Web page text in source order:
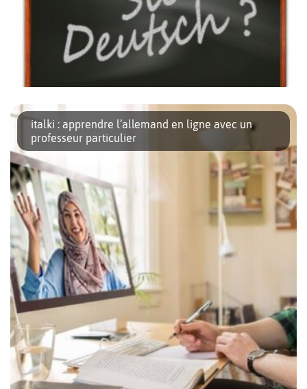
Que vous soyez novices ou déjà beau parleur de la langue de
Goethe, voici une série de petites astuces ludiques et culturelles
pour apprendre l’allemand ou parfaire votre connaissance de
[…]
italki : apprendre l’allemand en ligne avec un
professeur particulier